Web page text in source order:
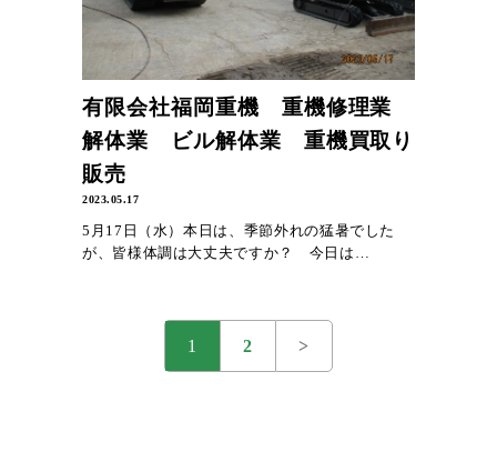
有限会社福岡重機 重機修理業
解体業 ビル解体業 重機買取り
販売
2023.05.17
5月17日（水）本日は、季節外れの猛暑でした
が、皆様体調は大丈夫ですか？ 今日は…
1 2 >